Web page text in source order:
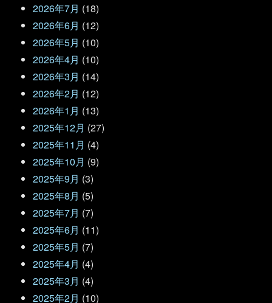
2026年7月 (18)
2026年6月 (12)
2026年5月 (10)
2026年4月 (10)
2026年3月 (14)
2026年2月 (12)
2026年1月 (13)
2025年12月 (27)
2025年11月 (4)
2025年10月 (9)
2025年9月 (3)
2025年8月 (5)
2025年7月 (7)
2025年6月 (11)
2025年5月 (7)
2025年4月 (4)
2025年3月 (4)
2025年2月 (10)